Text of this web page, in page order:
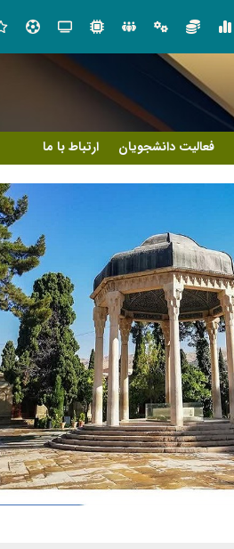
فعالیت دانشجویان ارتباط با ما